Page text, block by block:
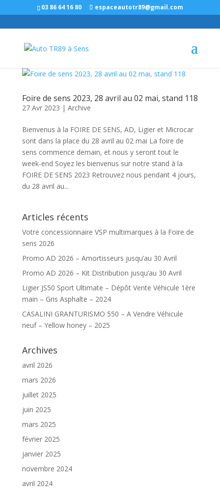
Panneau de gestion des cookies
03 86 64 16 80 espaceautotr89@gmail.com
Foire de sens 2023, 28 avril au 02 mai, stand 118
27 Avr 2023 | Archive
Bienvenus à la FOIRE DE SENS, AD, Ligier et Microcar
sont dans la place du 28 avril au 02 mai La foire de
sens commence demain, et nous y seront tout le
week-end Soyez les bienvenus sur notre stand à la
FOIRE DE SENS 2023 Retrouvez nous pendant 4 jours,
du 28 avril au...
Articles récents
Votre concessionnaire VSP multimarques à la Foire de
sens 2026
Promo AD 2026 – Amortisseurs jusqu’au 30 Avril
Promo AD 2026 – Kit Distribution jusqu’au 30 Avril
Ligier JS50 Sport Ultimate – Dépôt Vente Véhicule 1ère
main – Gris Asphalte – 2024
CASALINI GRANTURISMO 550 – A Vendre Véhicule
neuf – Yellow honey – 2025
Archives
avril 2026
mars 2026
juillet 2025
juin 2025
mars 2025
février 2025
janvier 2025
novembre 2024
avril 2024